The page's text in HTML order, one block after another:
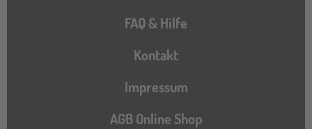
FAQ & Hilfe
Kontakt
Impressum
AGB Online Shop